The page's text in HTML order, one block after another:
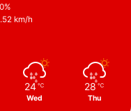
km/h
24 ℃
Wed
28 ℃
Thu